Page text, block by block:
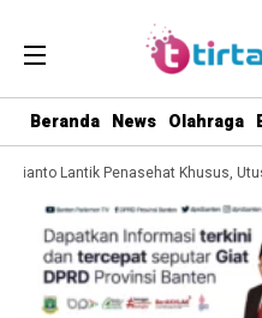
Beranda News Olahraga
Lantik Penasehat Khusus,